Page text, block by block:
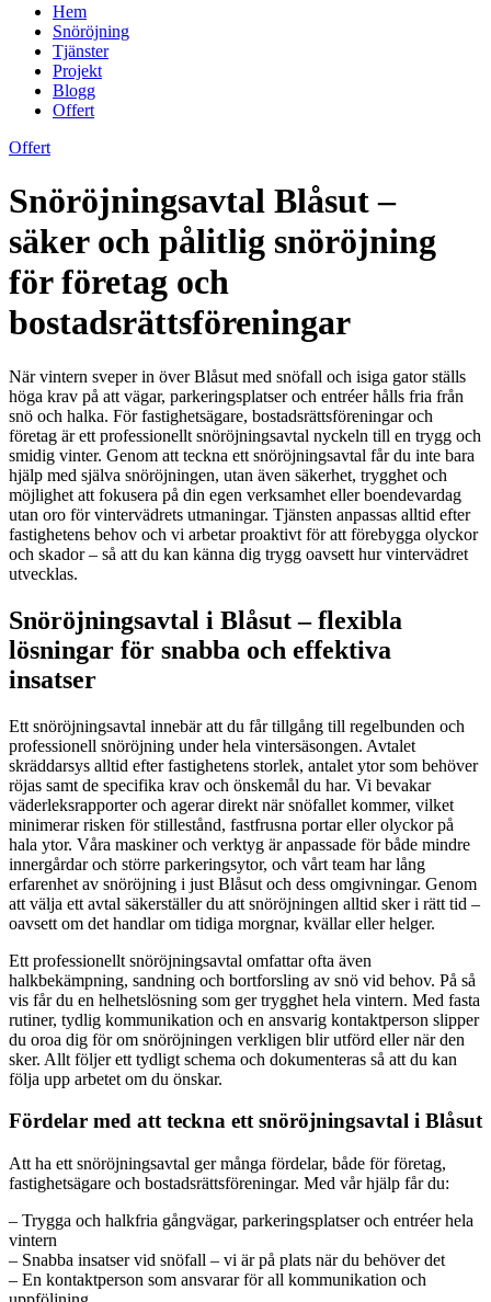
Hem
Snöröjning
Tjänster
Projekt
Blogg
Offert
Offert
Snöröjningsavtal Blåsut –
säker och pålitlig snöröjning
för företag och
bostadsrättsföreningar
När vintern sveper in över Blåsut med snöfall och isiga gator ställs
höga krav på att vägar, parkeringsplatser och entréer hålls fria från
snö och halka. För fastighetsägare, bostadsrättsföreningar och
företag är ett professionellt snöröjningsavtal nyckeln till en trygg och
smidig vinter. Genom att teckna ett snöröjningsavtal får du inte bara
hjälp med själva snöröjningen, utan även säkerhet, trygghet och
möjlighet att fokusera på din egen verksamhet eller boendevardag
utan oro för vintervädrets utmaningar. Tjänsten anpassas alltid efter
fastighetens behov och vi arbetar proaktivt för att förebygga olyckor
och skador – så att du kan känna dig trygg oavsett hur vintervädret
utvecklas.
Snöröjningsavtal i Blåsut – flexibla
lösningar för snabba och effektiva
insatser
Ett snöröjningsavtal innebär att du får tillgång till regelbunden och
professionell snöröjning under hela vintersäsongen. Avtalet
skräddarsys alltid efter fastighetens storlek, antalet ytor som behöver
röjas samt de specifika krav och önskemål du har. Vi bevakar
väderleksrapporter och agerar direkt när snöfallet kommer, vilket
minimerar risken för stillestånd, fastfrusna portar eller olyckor på
hala ytor. Våra maskiner och verktyg är anpassade för både mindre
innergårdar och större parkeringsytor, och vårt team har lång
erfarenhet av snöröjning i just Blåsut och dess omgivningar. Genom
att välja ett avtal säkerställer du att snöröjningen alltid sker i rätt tid –
oavsett om det handlar om tidiga morgnar, kvällar eller helger.
Ett professionellt snöröjningsavtal omfattar ofta även
halkbekämpning, sandning och bortforsling av snö vid behov. På så
vis får du en helhetslösning som ger trygghet hela vintern. Med fasta
rutiner, tydlig kommunikation och en ansvarig kontaktperson slipper
du oroa dig för om snöröjningen verkligen blir utförd eller när den
sker. Allt följer ett tydligt schema och dokumenteras så att du kan
följa upp arbetet om du önskar.
Fördelar med att teckna ett snöröjningsavtal i Blåsut
Att ha ett snöröjningsavtal ger många fördelar, både för företag,
fastighetsägare och bostadsrättsföreningar. Med vår hjälp får du:
– Trygga och halkfria gångvägar, parkeringsplatser och entréer hela
vintern
– Snabba insatser vid snöfall – vi är på plats när du behöver det
– En kontaktperson som ansvarar för all kommunikation och